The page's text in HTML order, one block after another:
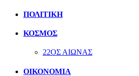
ΠΟΛΙΤΙΚΗ
ΚΟΣΜΟΣ
22ΟΣ ΑΙΩΝΑΣ
ΟΙΚΟΝΟΜΙΑ